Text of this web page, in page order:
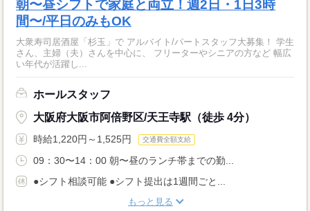
朝〜昼シフトで家庭と両立！週2日・1日3時
間〜/平日のみもOK
大衆寿司居酒屋「杉玉」で アルバイト/パートスタッフ大募集！ 学生
さん、主婦（夫）さんを中心に、 フリーターやシニアの方など 幅広
い年代が活躍し...
ホールスタッフ
大阪府大阪市阿倍野区/天王寺駅（徒歩 4分）
時給1,220円～1,525円 交通費全額支給
09：30〜14：00 朝〜昼のランチ帯までの勤...
●シフト相談可能 ●シフト提出は1週間ごと...
もっと見る